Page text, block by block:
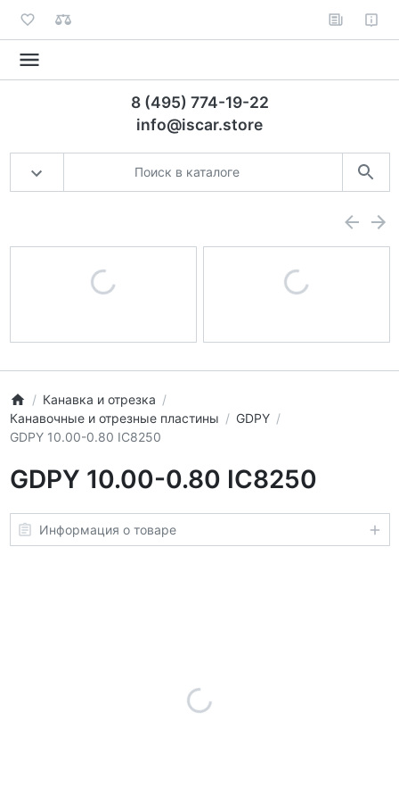
8 (495) 774-19-22
info@iscar.store
Канавка и отрезка
Канавочные и отрезные пластины
GDPY
GDPY 10.00-0.80 IC8250
GDPY 10.00-0.80 IC8250
Информация о товаре